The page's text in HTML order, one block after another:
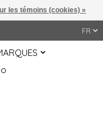
FR
les témoins (cookies) »